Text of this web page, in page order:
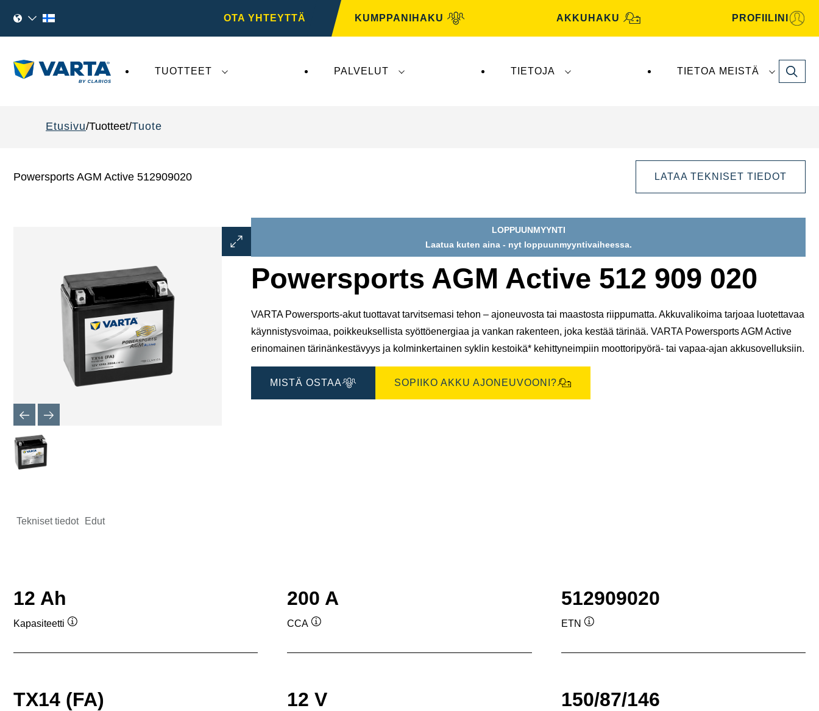
OTA YHTEYTTÄ KUMPPANIHAKU AKKUHAKU PROFIILINI
TUOTTEET PALVELUT TIETOJA TIETOA MEISTÄ Search
Etusivu Tuotteet Tuote
Powersports AGM Active 512909020 LATAA TEKNISET TIEDOT
Avaa
kuvaikkuna
LOPPUUNMYYNTI
Laatua kuten aina - nyt loppuunmyyntivaiheessa.
Powersports AGM Active 512 909 020
VARTA Powersports-akut tuottavat tarvitsemasi tehon – ajoneuvosta tai maastosta riippumatta. Akkuvalikoima tarjoaa luotettavaa
käynnistysvoimaa, poikkeuksellista syöttöenergiaa ja vankan rakenteen, joka kestää tärinää. VARTA Powersports AGM Active
erinomainen tärinänkestävyys ja kolminkertainen syklin kestoikä* kehittyneimpiin moottoripyörä- tai vapaa-ajan akkusovelluksiin.
MISTÄ OSTAA SOPIIKO AKKU AJONEUVOONI?
Tekniset tiedot Edut
12 Ah
Kapasiteetti
200 A
CCA
512909020
ETN
TX14 (FA) 12 V 150/87/146